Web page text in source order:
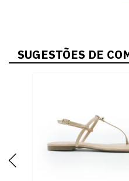
SUGESTÕES DE